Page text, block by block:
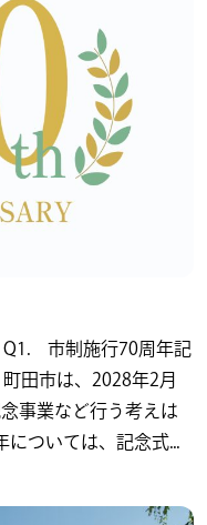
Q1. 市制施行70周年記
田市は、2028年2月
事業など行う考えは
ついては、記念式...